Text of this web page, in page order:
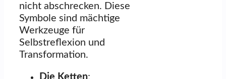
nicht abschrecken. Diese
Symbole sind mächtige
Werkzeuge für
Selbstreflexion und
Transformation.